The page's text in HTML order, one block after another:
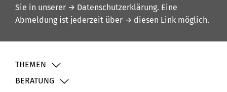
Sie in unserer → Datenschutzerklärung. Eine
Abmeldung ist jederzeit über → diesen Link möglich.
THEMEN
BERATUNG